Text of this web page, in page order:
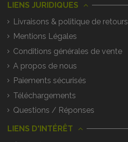
LIENS JURIDIQUES
Livraisons & politique de retours
Mentions Légales
Conditions générales de vente
A propos de nous
Paiements sécurisés
Téléchargements
Questions / Réponses
LIENS D'INTÉRÊT